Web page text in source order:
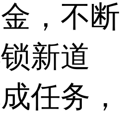
，不断
新道
任务，